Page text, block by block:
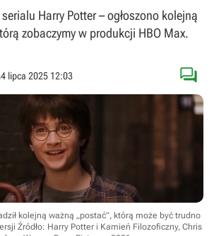
Harry Potter – ogłoszono kolejną
zobaczymy w produkcji HBO Max.
4 lipca 2025 12:03 
kolejną ważną „postać”, którą może być trudno
Źródło: Harry Potter i Kamień Filozoficzny, Chris